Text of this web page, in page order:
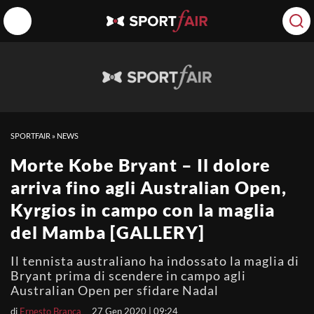
SPORTFAIR » NEWS
Morte Kobe Bryant – Il dolore
arriva fino agli Australian Open,
Kyrgios in campo con la maglia
del Mamba [GALLERY]
Il tennista australiano ha indossato la maglia di
Bryant prima di scendere in campo agli
Australian Open per sfidare Nadal
di Ernesto Branca 27 Gen 2020 | 09:24